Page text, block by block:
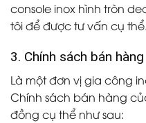
console inox hình tròn
tôi để được tư vấn cụ thể.
3. Chính sách bán hàng
Là một đơn vị gia công
Chính sách bán hàng
đồng cụ thể như sau: